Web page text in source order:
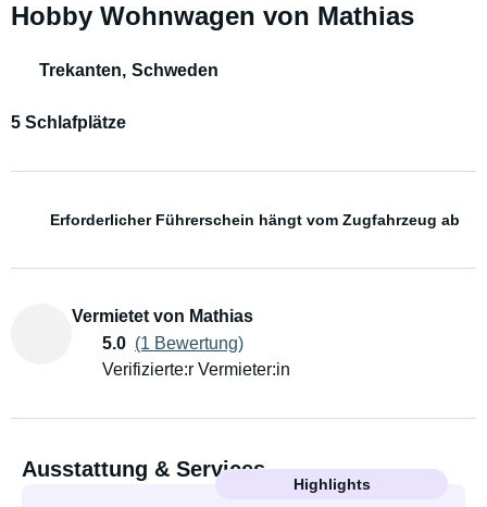
Hobby Wohnwagen von Mathias
Trekanten, Schweden
5 Schlafplätze
Erforderlicher Führerschein hängt vom Zugfahrzeug ab
Vermietet von Mathias
5.0 (1 Bewertung)
Verifizierte:r Vermieter:in
Ausstattung & Services
Highlights